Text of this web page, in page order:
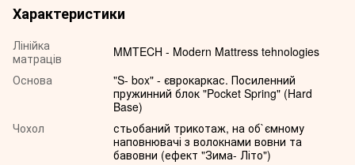
Характеристики
Лінійка
матраців
MMTECH - Modern Mattress tehnologies
Основа
"S- box" - єврокаркас. Посиленний
пружинний блок "Pocket Spring" (Hard
Base)
Чохол
стьобаний трикотаж, на об`ємному
наповнювачі з волокнами вовни та
бавовни (ефект "Зима- Літо")